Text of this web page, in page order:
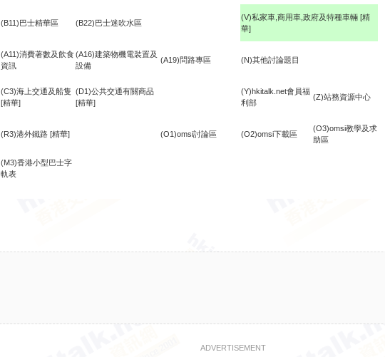
(B11)巴士精華區 (B22)巴士迷吹水區
(V)私家車,商用車,政府及特種車輛 [精
華]
(A11)消費著數及飲食
資訊
(A16)建築物機電裝置及
設備
(A19)問路專區 (N)其他討論題目
(C3)海上交通及船隻
[精華]
(D1)公共交通有關商品
[精華]
(Y)hkitalk.net會員福
利部
(Z)站務資源中心
(R3)港外鐵路 [精華] (O1)omsi討論區 (O2)omsi下載區
(O3)omsi教學及求
助區
(M3)香港小型巴士字
軌表
ADVERTISEMENT